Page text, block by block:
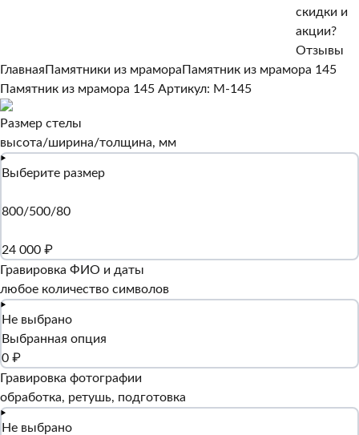
скидки и
акции?
Отзывы
Главная Памятники из мрамора Памятник из мрамора 145
Памятник из мрамора 145 Артикул: M-145
Размер стелы
высота/ширина/толщина, мм
Выберите размер
800/500/80
24 000 ₽
Гравировка ФИО и даты
любое количество символов
Не выбрано
Выбранная опция
0 ₽
Гравировка фотографии
обработка, ретушь, подготовка
Не выбрано